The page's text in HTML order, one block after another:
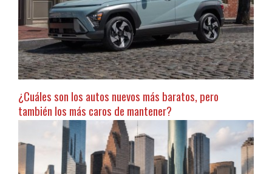
¿Cuáles son los autos nuevos más baratos, pero
también los más caros de mantener?